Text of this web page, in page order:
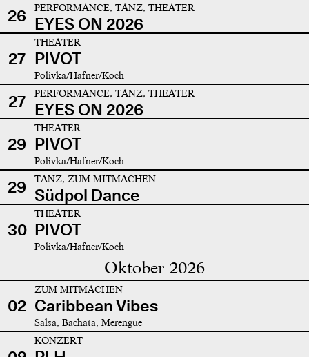
26
PERFORMANCE, TANZ, THEATER
EYES ON 2026
27
THEATER
PIVOT
Polivka/Hafner/Koch
27 PERFORMANCE, TANZ, THEATER
EYES ON 2026
29
THEATER
PIVOT
Polivka/Hafner/Koch
29 TANZ, ZUM MITMACHEN
Südpol Dance
30
THEATER
PIVOT
Polivka/Hafner/Koch
Oktober 2026
02
ZUM MITMACHEN
Caribbean Vibes
Salsa, Bachata, Merengue
KONZERT